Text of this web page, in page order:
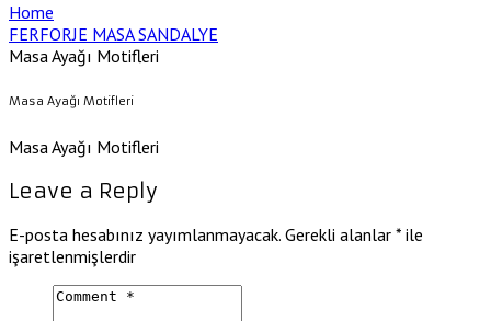
Home
FERFORJE MASA SANDALYE
Masa Ayağı Motifleri
Masa Ayağı Motifleri
Masa Ayağı Motifleri
Leave a Reply
E-posta hesabınız yayımlanmayacak. Gerekli alanlar * ile
işaretlenmişlerdir